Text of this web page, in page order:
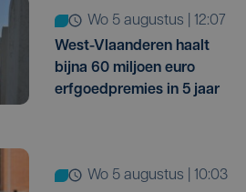
wo 5 augustus | 12:07
West-Vlaanderen haalt
bijna 60 miljoen euro
erfgoedpremies in 5 jaar
wo 5 augustus | 10:03